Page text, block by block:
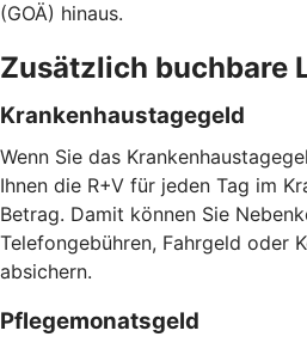
(GOÄ) hinaus.
Zusätzlich buchbare
Krankenhaustagegeld
Wenn Sie das
Ihnen die R+V für jeden Tag im
Betrag. Damit können Sie
Telefongebühren, Fahrgeld oder
absichern.
Pflegemonatsgeld